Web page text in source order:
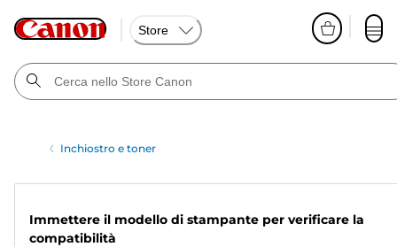
Store
Inchiostro e toner
Immettere il modello di stampante per verificare la
compatibilità